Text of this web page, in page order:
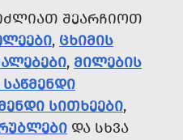
ᲨᲔᲐᲠᲩᲘᲝᲗ
, ᲪᲮᲘᲛᲘᲡ
, ᲛᲘᲚᲔᲑᲘᲡ
ᲡᲐᲬᲛᲔᲜᲓᲘ
ᲡᲘᲗᲮᲔᲔᲑᲘ,
ᲓᲐ ᲡᲮᲕᲐ